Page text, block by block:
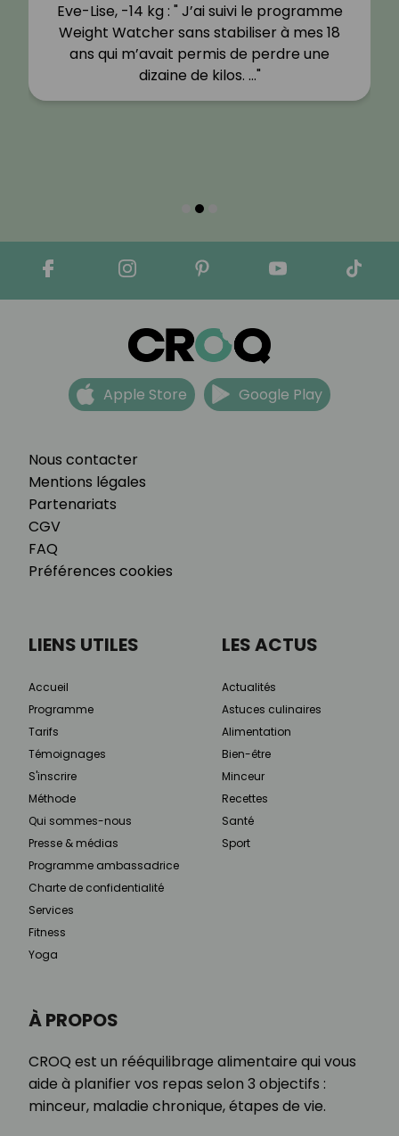
Eve-Lise, -14 kg : " J’ai suivi le programme
Weight Watcher sans stabiliser à mes 18
ans qui m’avait permis de perdre une
dizaine de kilos. …"
Nous contacter
Mentions légales
Partenariats
CGV
FAQ
Préférences cookies
Apple Store Google Play
À PROPOS
CROQ est un rééquilibrage alimentaire qui vous
aide à planifier vos repas selon 3 objectifs :
minceur, maladie chronique, étapes de vie.
LIENS UTILES
Accueil
Programme
Tarifs
Témoignages
S'inscrire
Méthode
Qui sommes-nous
Presse & médias
Programme ambassadrice
Charte de confidentialité
Services
Fitness
Yoga
LES ACTUS
Actualités
Astuces culinaires
Alimentation
Bien-être
Minceur
Recettes
Santé
Sport